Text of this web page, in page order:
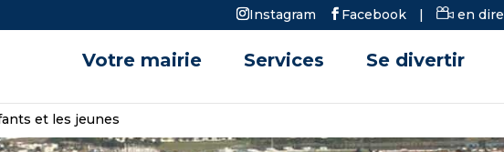
Instagram Facebook | en
Votre mairie Services Se divertir
et les jeunes